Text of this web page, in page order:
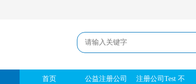
首页 公益注册公司 注册公司Test 不